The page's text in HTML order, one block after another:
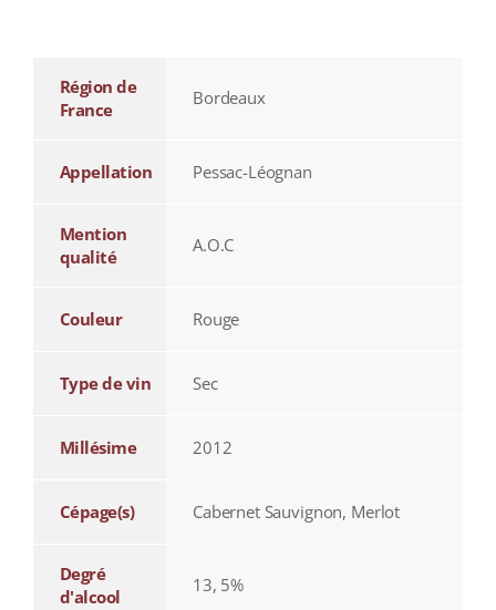
Région de
France
Bordeaux
Appellation Pessac-Léognan
Mention
qualité
A.O.C
Couleur Rouge
Type de vin Sec
Millésime 2012
Cépage(s) Cabernet Sauvignon, Merlot
Degré
d'alcool
13, 5%